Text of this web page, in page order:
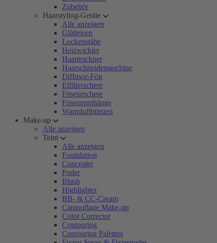
Zubehör
Haarstyling-Geräte
Alle anzeigen
Glätteisen
Lockenstäbe
Heizwickler
Haartrockner
Haarschneidemaschine
Diffusor-Fön
Effilierschere
Friseurschere
Friseurumhänge
Warmluftbürsten
Make-up
Alle anzeigen
Teint
Alle anzeigen
Foundation
Concealer
Puder
Blush
Highlighter
BB- & CC-Cream
Camouflage Make-up
Color Corrector
Contouring
Contouring Paletten